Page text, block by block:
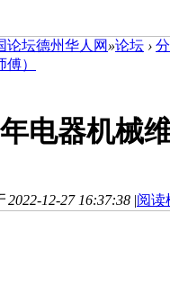
论坛德州华人网 »论坛 ›
傅）
电器机械
2022-12-27 16:37:38 |阅读